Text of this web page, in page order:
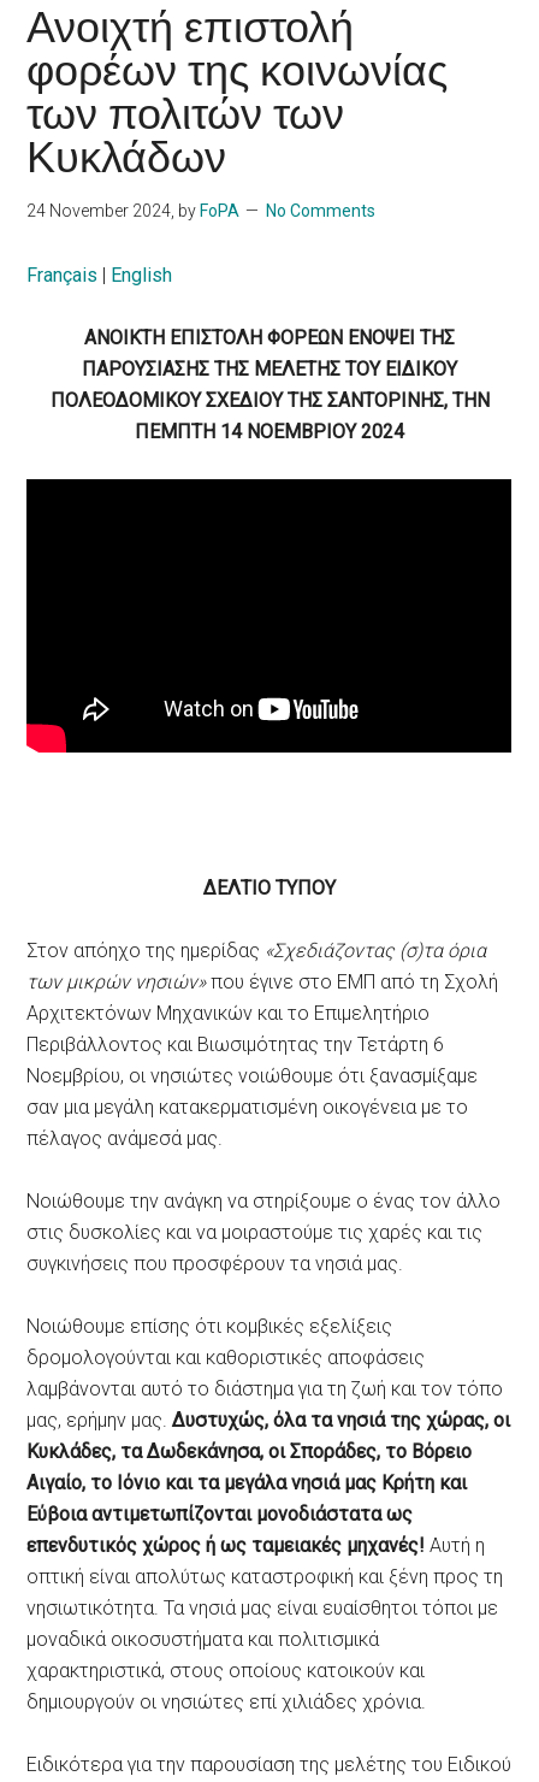
Ανοιχτή επιστολή
φορέων της κοινωνίας
των πολιτών των
Κυκλάδων
24 November 2024, by FoPA No Comments
Français English
ΑΝΟΙΚΤΗ ΕΠΙΣΤΟΛΗ ΦΟΡΕΩΝ ΕΝΟΨΕΙ ΤΗΣ
ΠΑΡΟΥΣΙΑΣΗΣ ΤΗΣ ΜΕΛΕΤΗΣ ΤΟΥ ΕΙΔΙΚΟΥ
ΠΟΛΕΟΔΟΜΙΚΟΥ ΣΧΕΔΙΟΥ ΤΗΣ ΣΑΝΤΟΡΙΝΗΣ, ΤΗΝ
ΠΕΜΠΤΗ 14 ΝΟΕΜΒΡΙΟΥ 2024
ΔΕΛΤΙΟ ΤΥΠΟΥ
Στον απόηχο της ημερίδας «Σχεδιάζοντας (σ)τα όρια
των μικρών νησιών»που έγινε στο ΕΜΠ από τη Σχολή
Αρχιτεκτόνων Μηχανικών και το Επιμελητήριο
Περιβάλλοντος και Βιωσιμότητας την Τετάρτη 6
Νοεμβρίου, οι νησιώτες νοιώθουμε ότι ξανασμίξαμε
σαν μια μεγάλη κατακερματισμένη οικογένεια με το
πέλαγος ανάμεσά μας.
Νοιώθουμε την ανάγκη να στηρίξουμε ο ένας τον άλλο
στις δυσκολίες και να μοιραστούμε τις χαρές και τις
συγκινήσεις που προσφέρουν τα νησιά μας.
Νοιώθουμε επίσης ότι κομβικές εξελίξεις
δρομολογούνται και καθοριστικές αποφάσεις
λαμβάνονται αυτό το διάστημα για τη ζωή και τον τόπο
μας, ερήμην μας.Δυστυχώς, όλα τα νησιά της χώρας, οι
Κυκλάδες, τα Δωδεκάνησα, οι Σποράδες, το Βόρειο
Αιγαίο, το Ιόνιο και τα μεγάλα νησιά μας Κρήτη και
Εύβοια αντιμετωπίζονται μονοδιάστατα ως
επενδυτικός χώρος ή ως ταμειακές μηχανές! Αυτή η
οπτική είναι απολύτως καταστροφική και ξένη προς τη
νησιωτικότητα. Τα νησιά μας είναι ευαίσθητοι τόποι με
μοναδικά οικοσυστήματα και πολιτισμικά
χαρακτηριστικά, στους οποίους κατοικούν και
δημιουργούν οι νησιώτες επί χιλιάδες χρόνια.
Ειδικότερα για την παρουσίαση της μελέτης του Ειδικού